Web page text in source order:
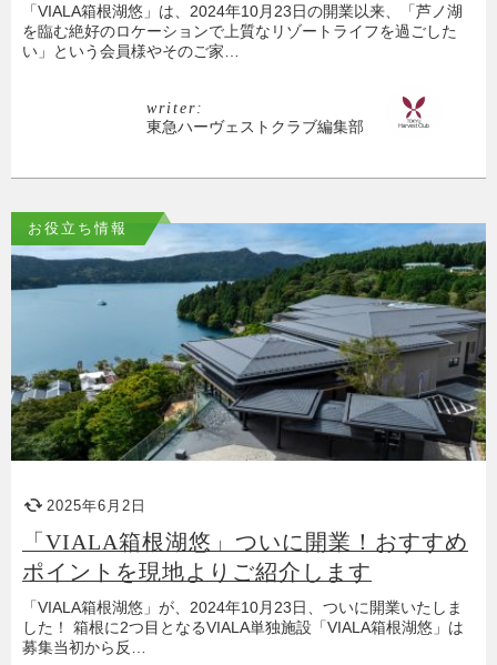
「VIALA箱根湖悠」は、2024年10月23日の開業以来、「芦ノ湖
を臨む絶好のロケーションで上質なリゾートライフを過ごした
い」という会員様やそのご家…
writer:
東急ハーヴェストクラブ編集部
お役立ち情報
2025年6月2日
「VIALA箱根湖悠」ついに開業！おすすめ
ポイントを現地よりご紹介します
「VIALA箱根湖悠」が、2024年10月23日、ついに開業いたしま
した！ 箱根に2つ目となるVIALA単独施設「VIALA箱根湖悠」は
募集当初から反…